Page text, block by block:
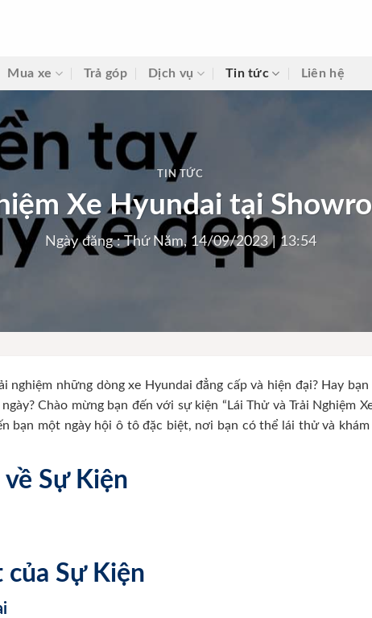
Mua xe Trả góp Dịch vụ Tin tức Liên hệ
TIN TỨC
Xe Hyundai tại
Ngày đăng : Thứ Năm, 14/09/2023 | 13:54
nghiệm những dòng xe Hyundai đẳng cấp và hiện đại? Hay
Chào mừng bạn đến với sự kiện “Lái Thử và Trải Nghiệm
bạn một ngày hội ô tô đặc biệt, nơi bạn có thể lái thử và
Sự Kiện
Sự Kiện